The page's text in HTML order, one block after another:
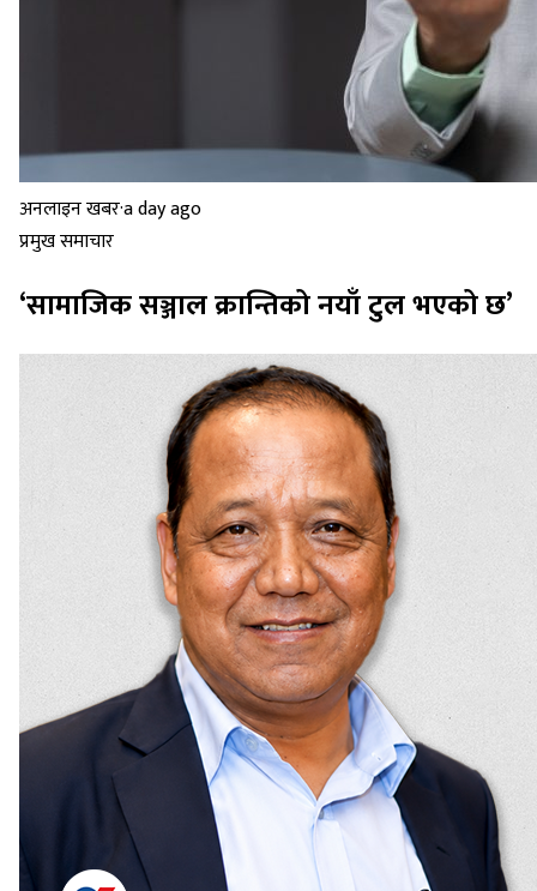
अनलाइन खबर·a day ago
प्रमुख समाचार
‘सामाजिक सञ्जाल क्रान्तिको नयाँ टुल भएको छ’